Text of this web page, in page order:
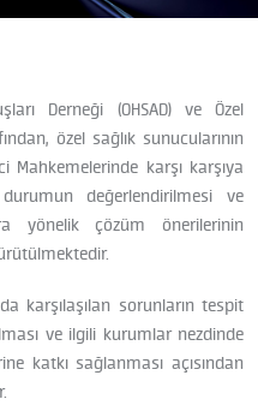
Derneği (OHSAD) ve Özel
özel sağlık sunucularının
Mahkemelerinde karşı karşıya
değerlendirilmesi ve
yönelik çözüm önerilerinin
karşılaşılan sorunların tespit
ve ilgili kurumlar nezdinde
katkı sağlanması açısından